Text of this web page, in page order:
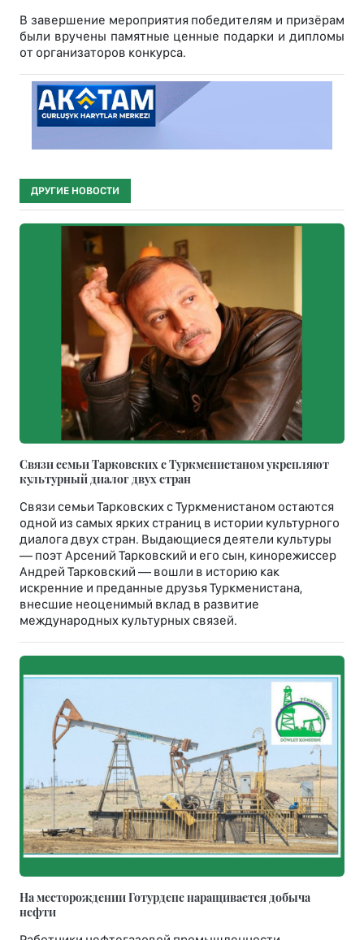
В завершение мероприятия победителям и призёрам
были вручены памятные ценные подарки и дипломы
от организаторов конкурса.
ДРУГИЕ НОВОСТИ
Связи семьи Тарковских с Туркменистаном укрепляют
культурный диалог двух стран
Связи семьи Тарковских с Туркменистаном остаются
одной из самых ярких страниц в истории культурного
диалога двух стран. Выдающиеся деятели культуры
— поэт Арсений Тарковский и его сын, кинорежиссер
Андрей Тарковский — вошли в историю как
искренние и преданные друзья Туркменистана,
внесшие неоценимый вклад в развитие
международных культурных связей.
На месторождении Готурдепе наращивается добыча
нефти